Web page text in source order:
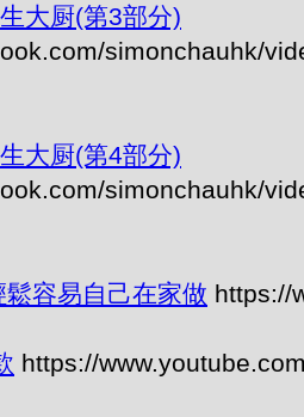
大厨(第3部分)
simonchauhk/
大厨(第4部分)
simonchauhk/
容易自己在家做 https://
https://